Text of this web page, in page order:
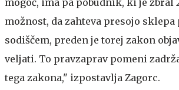
možnost, da zahteva presojo
sodiščem, preden je torej zakon
veljati. To pravzaprav pomeni
tega zakona," izpostavlja Zagorc.